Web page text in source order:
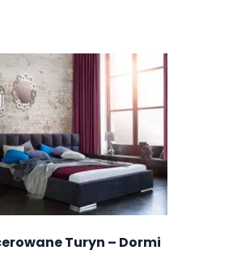
Turyn – Dormi